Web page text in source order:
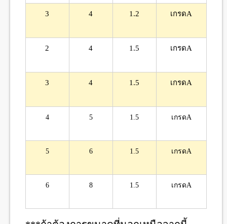
3 4 1.2 เกรดA
2 4 1.5 เกรดA
3 4 1.5 เกรดA
4 5 1.5 เกรดA
5 6 1.5 เกรดA
6 8 1.5 เกรดA